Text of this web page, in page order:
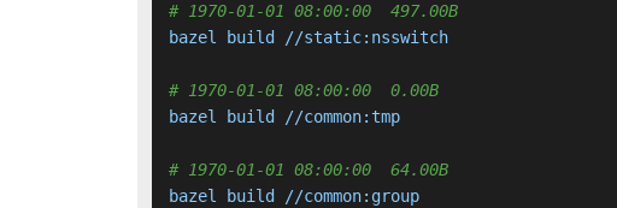
# 1970-01-01 08:00:00  497.00B
bazel build //static:nsswitch
# 1970-01-01 08:00:00  0.00B
bazel build //common:tmp
# 1970-01-01 08:00:00  64.00B
bazel build //common:group